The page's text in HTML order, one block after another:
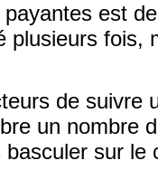
est
plusieurs fois,
de suivre
un nombre
sur le